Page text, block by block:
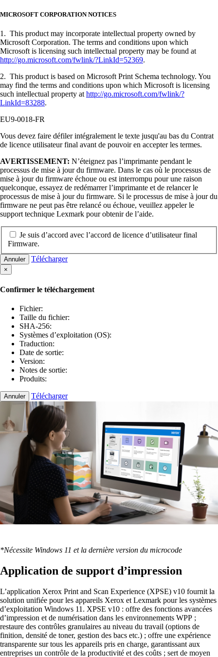
MICROSOFT CORPORATION NOTICES
1. This product may incorporate intellectual property owned by
Microsoft Corporation. The terms and conditions upon which
Microsoft is licensing such intellectual property may be found at
http://go.microsoft.com/fwlink/?LinkId=52369.
2. This product is based on Microsoft Print Schema technology. You
may find the terms and conditions upon which Microsoft is licensing
such intellectual property at http://go.microsoft.com/fwlink/?
LinkId=83288.
EU9-0018-FR
Vous devez faire défiler intégralement le texte jusqu'au bas du Contrat
de licence utilisateur final avant de pouvoir en accepter les termes.
AVERTISSEMENT: N’éteignez pas l’imprimante pendant le
processus de mise à jour du firmware. Dans le cas où le processus de
mise à jour du firmware échoue ou est interrompu pour une raison
quelconque, essayez de redémarrer l’imprimante et de relancer le
processus de mise à jour du firmware. Si le processus de mise à jour du
firmware ne peut pas être relancé ou échoue, veuillez appeler le
support technique Lexmark pour obtenir de l’aide.
Je suis d’accord avec l’accord de licence d’utilisateur final
Firmware.
Annuler Télécharger
×
Confirmer le téléchargement
Fichier:
Taille du fichier:
SHA-256:
Systèmes d’exploitation (OS):
Traduction:
Date de sortie:
Version:
Notes de sortie:
Produits:
Annuler Télécharger
*Nécessite Windows 11 et la dernière version du microcode
Application de support d’impression
L’application Xerox Print and Scan Experience (XPSE) v10 fournit la
solution unifiée pour les appareils Xerox et Lexmark pour les systèmes
d’exploitation Windows 11. XPSE v10 : offre des fonctions avancées
d’impression et de numérisation dans les environnements WPP ;
restaure des contrôles granulaires au niveau du travail (options de
finition, densité de toner, gestion des bacs etc.) ; offre une expérience
transparente sur tous les appareils pris en charge, garantissant aux
entreprises un contrôle de la productivité et des coûts ; sert de moyen